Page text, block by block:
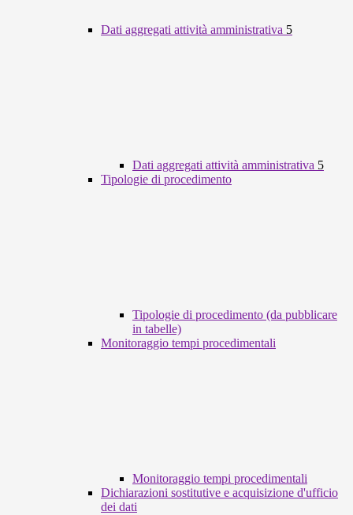
Dati aggregati attività amministrativa 5
Dati aggregati attività amministrativa 5
Tipologie di procedimento
Tipologie di procedimento (da pubblicare
in tabelle)
Monitoraggio tempi procedimentali
Monitoraggio tempi procedimentali
Dichiarazioni sostitutive e acquisizione d'ufficio
dei dati